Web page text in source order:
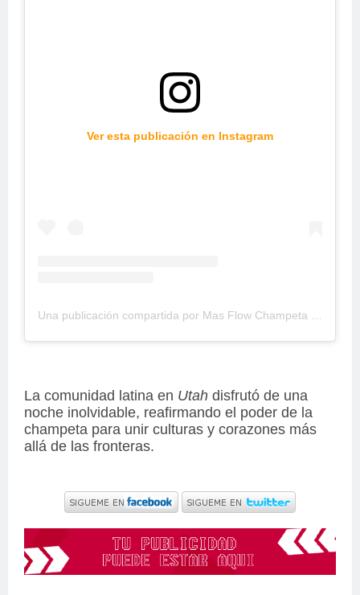
Ver esta publicación en Instagram
La comunidad latina en Utah disfrutó de una
noche inolvidable, reafirmando el poder de la
champeta para unir culturas y corazones más
allá de las fronteras.